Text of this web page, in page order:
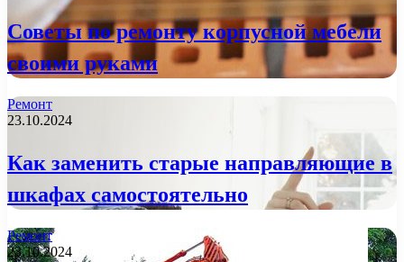
Советы по ремонту корпусной мебели
своими руками
Ремонт
23.10.2024
Как заменить старые направляющие в
шкафах самостоятельно
Ремонт
23.10.2024